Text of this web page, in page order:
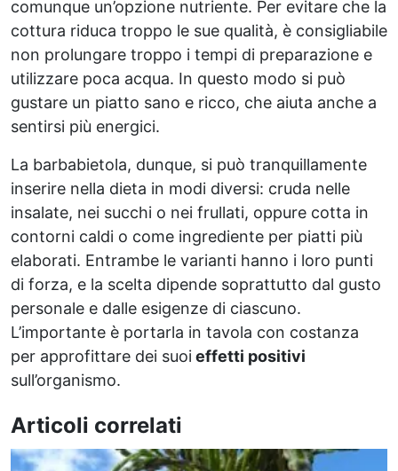
comunque un’opzione nutriente. Per evitare che la
cottura riduca troppo le sue qualità, è consigliabile
non prolungare troppo i tempi di preparazione e
utilizzare poca acqua. In questo modo si può
gustare un piatto sano e ricco, che aiuta anche a
sentirsi più energici.
La barbabietola, dunque, si può tranquillamente
inserire nella dieta in modi diversi: cruda nelle
insalate, nei succhi o nei frullati, oppure cotta in
contorni caldi o come ingrediente per piatti più
elaborati. Entrambe le varianti hanno i loro punti
di forza, e la scelta dipende soprattutto dal gusto
personale e dalle esigenze di ciascuno.
L’importante è portarla in tavola con costanza
per approfittare dei suoieffetti positivi
sull’organismo.
Articoli correlati